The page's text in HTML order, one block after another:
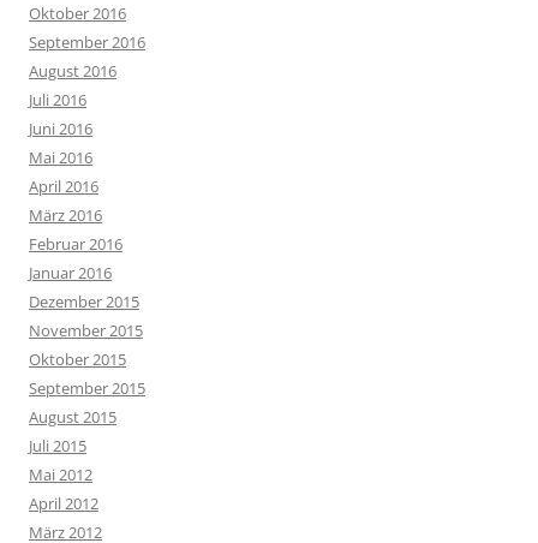
Oktober 2016
September 2016
August 2016
Juli 2016
Juni 2016
Mai 2016
April 2016
März 2016
Februar 2016
Januar 2016
Dezember 2015
November 2015
Oktober 2015
September 2015
August 2015
Juli 2015
Mai 2012
April 2012
März 2012